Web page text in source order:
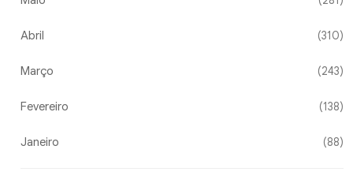
Abril (310)
Março (243)
Fevereiro (138)
Janeiro (88)